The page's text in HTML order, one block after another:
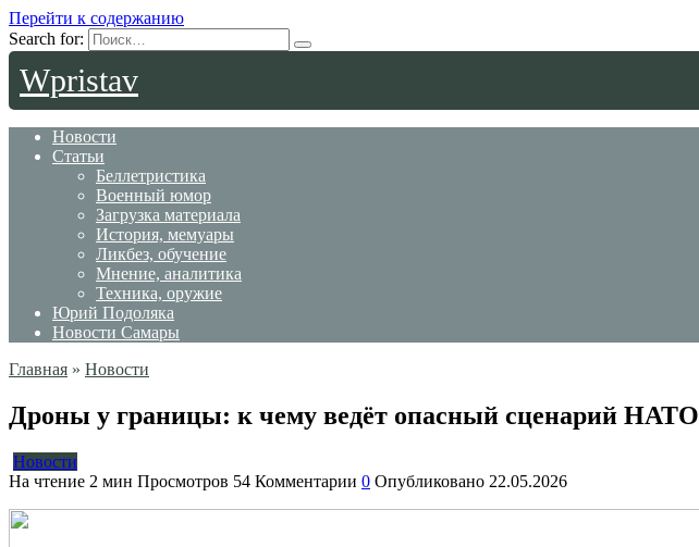
Перейти к содержанию
Search for:
Wpristav
Новости
Статьи
Беллетристика
Военный юмор
Загрузка материала
История, мемуары
Ликбез, обучение
Мнение, аналитика
Техника, оружие
Юрий Подоляка
Новости Самары
Главная » Новости
Дроны у границы: к чему ведёт опасный сценарий НАТО
Новости
На чтение 2 мин Просмотров 54 Комментарии 0 Опубликовано 22.05.2026